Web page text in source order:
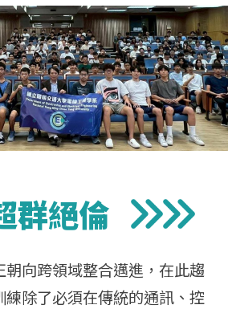
群絕倫
向跨領域整合邁進，在此趨
除了必須在傳統的通訊、控